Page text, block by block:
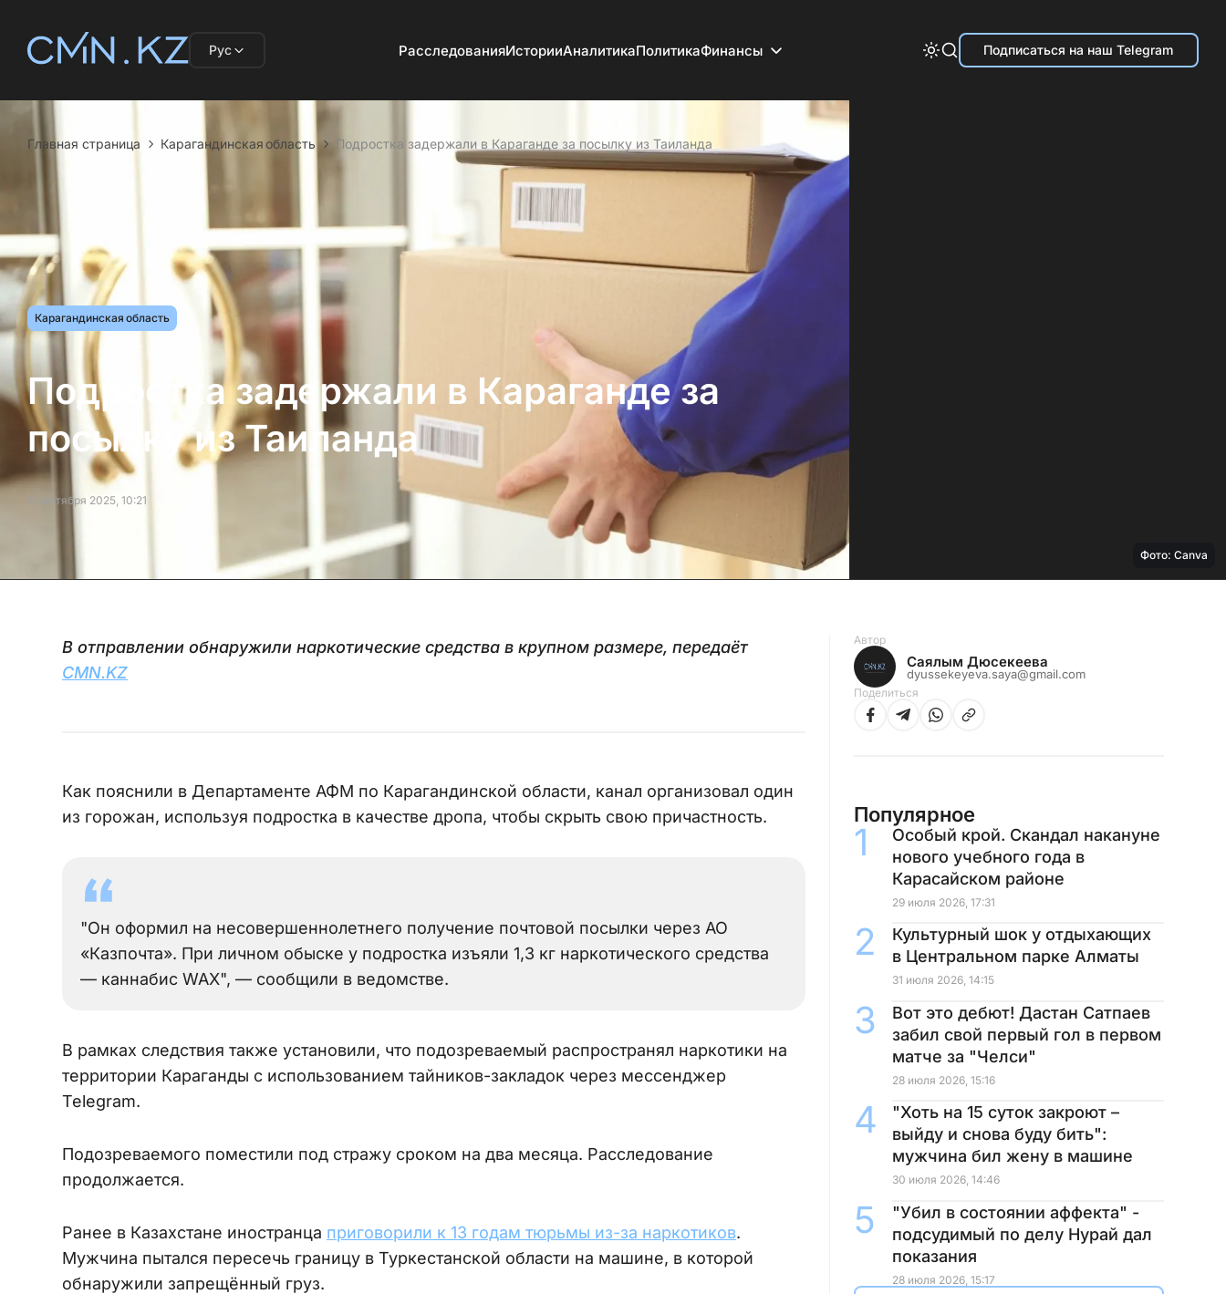
Рус РасследованияИсторииАналитикаПолитикаФинансы Подписаться на наш Telegram
Главная страница Карагандинская область Подростка задержали в Караганде за посылку из Таиланда
Карагандинская область
Подростка задержали в Караганде за
посылку из Таиланда
9 сентября 2025, 10:21
Фото: Canva
В отправлении обнаружили наркотические средства в крупном размере, передаёт
CMN.KZ
Как пояснили в Департаменте АФМ по Карагандинской области, канал организовал один
из горожан, используя подростка в качестве дропа, чтобы скрыть свою причастность.
"Он оформил на несовершеннолетнего получение почтовой посылки через АО
«Казпочта». При личном обыске у подростка изъяли 1,3 кг наркотического средства
— каннабис WAX", — сообщили в ведомстве.
В рамках следствия также установили, что подозреваемый распространял наркотики на
территории Караганды с использованием тайников-закладок через мессенджер
Telegram.
Подозреваемого поместили под стражу сроком на два месяца. Расследование
продолжается.
Ранее в Казахстане иностранца приговорили к 13 годам тюрьмы из-за наркотиков.
Мужчина пытался пересечь границу в Туркестанской области на машине, в которой
обнаружили запрещённый груз.
Автор
Саялым Дюсекеева
dyussekeyeva.saya@gmail.com
Поделиться
Популярное
Особый крой. Скандал накануне
нового учебного года в
Карасайском районе
29 июля 2026, 17:31
Культурный шок у отдыхающих
в Центральном парке Алматы
31 июля 2026, 14:15
Вот это дебют! Дастан Сатпаев
забил свой первый гол в первом
матче за "Челси"
28 июля 2026, 15:16
"Хоть на 15 суток закроют –
выйду и снова буду бить":
мужчина бил жену в машине
30 июля 2026, 14:46
"Убил в состоянии аффекта" -
подсудимый по делу Нурай дал
показания
28 июля 2026, 15:17